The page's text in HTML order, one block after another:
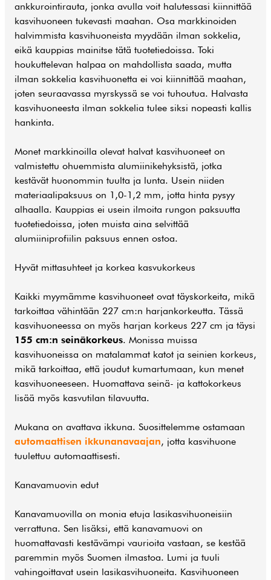
ankkurointirauta, jonka avulla voit halutessasi kiinnittää
kasvihuoneen tukevasti maahan. Osa markkinoiden
halvimmista kasvihuoneista myydään ilman sokkelia,
eikä kauppias mainitse tätä tuotetiedoissa. Toki
houkuttelevan halpaa on mahdollista saada, mutta
ilman sokkelia kasvihuonetta ei voi kiinnittää maahan,
joten seuraavassa myrskyssä se voi tuhoutua. Halvasta
kasvihuoneesta ilman sokkelia tulee siksi nopeasti kallis
hankinta.
Monet markkinoilla olevat halvat kasvihuoneet on
valmistettu ohuemmista alumiinikehyksistä, jotka
kestävät huonommin tuulta ja lunta. Usein niiden
materiaalipaksuus on 1,0-1,2 mm, jotta hinta pysyy
alhaalla. Kauppias ei usein ilmoita rungon paksuutta
tuotetiedoissa, joten muista aina selvittää
alumiiniprofiilin paksuus ennen ostoa.
Hyvät mittasuhteet ja korkea kasvukorkeus
Kaikki myymämme kasvihuoneet ovat täyskorkeita, mikä
tarkoittaa vähintään 227 cm:n harjankorkeutta. Tässä
kasvihuoneessa on myös harjan korkeus 227 cm ja täysi
155 cm:n seinäkorkeus. Monissa muissa
kasvihuoneissa on matalammat katot ja seinien korkeus,
mikä tarkoittaa, että joudut kumartumaan, kun menet
kasvihuoneeseen. Huomattava seinä- ja kattokorkeus
lisää myös kasvutilan tilavuutta.
Mukana on avattava ikkuna. Suosittelemme ostamaan
automaattisen ikkunanavaajan, jotta kasvihuone
tuulettuu automaattisesti.
Kanavamuovin edut
Kanavamuovilla on monia etuja lasikasvihuoneisiin
verrattuna. Sen lisäksi, että kanavamuovi on
huomattavasti kestävämpi vaurioita vastaan, se kestää
paremmin myös Suomen ilmastoa. Lumi ja tuuli
vahingoittavat usein lasikasvihuoneita. Kasvihuoneen